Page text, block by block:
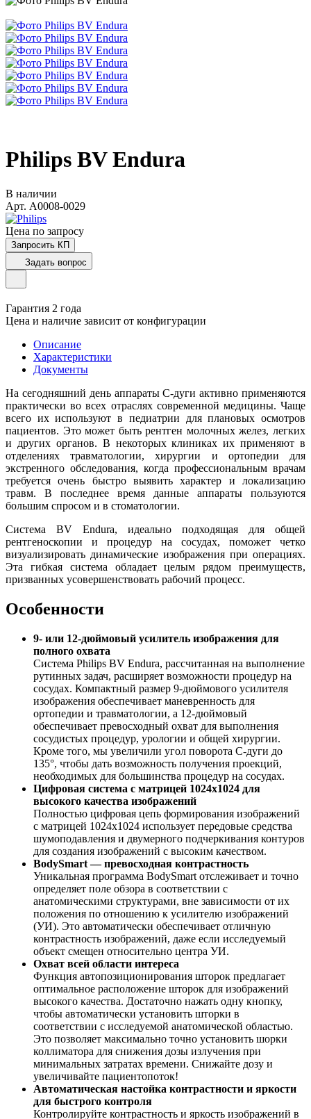
Philips BV Endura
В наличии
Арт. A0008-0029
Цена по запросу
Запросить КП
Задать вопрос
Гарантия 2 года
Цена и наличие зависит от конфигурации
Описание
Характеристики
Документы
На сегодняшний день аппараты С-дуги активно применяются
практически во всех отраслях современной медицины. Чаще
всего их используют в педиатрии для плановых осмотров
пациентов. Это может быть рентген молочных желез, легких
и других органов. В некоторых клиниках их применяют в
отделениях травматологии, хирургии и ортопедии для
экстренного обследования, когда профессиональным врачам
требуется очень быстро выявить характер и локализацию
травм. В последнее время данные аппараты пользуются
большим спросом и в стоматологии.
Система BV Endura, идеально подходящая для общей
рентгеноскопии и процедур на сосудах, поможет четко
визуализировать динамические изображения при операциях.
Эта гибкая система обладает целым рядом преимуществ,
призванных усовершенствовать рабочий процесс.
Особенности
9- или 12-дюймовый усилитель изображения для
полного охвата
Система Philips BV Endura, рассчитанная на выполнение
рутинных задач, расширяет возможности процедур на
сосудах. Компактный размер 9-дюймового усилителя
изображения обеспечивает маневренность для
ортопедии и травматологии, а 12-дюймовый
обеспечивает превосходный охват для выполнения
сосудистых процедур, урологии и общей хирургии.
Кроме того, мы увеличили угол поворота C-дуги до
135°, чтобы дать возможность получения проекций,
необходимых для большинства процедур на сосудах.
Цифровая система с матрицей 1024х1024 для
высокого качества изображений
Полностью цифровая цепь формирования изображений
с матрицей 1024х1024 использует передовые средства
шумоподавления и двумерного подчеркивания контуров
для создания изображений с высоким качеством.
BodySmart — превосходная контрастность
Уникальная программа BodySmart отслеживает и точно
определяет поле обзора в соответствии с
анатомическими структурами, вне зависимости от их
положения по отношению к усилителю изображений
(УИ). Это автоматически обеспечивает отличную
контрастность изображений, даже если исследуемый
объект смещен относительно центра УИ.
Охват всей области интереса
Функция автопозиционирования шторок предлагает
оптимальное расположение шторок для изображений
высокого качества. Достаточно нажать одну кнопку,
чтобы автоматически установить шторки в
соответствии с исследуемой анатомической областью.
Это позволяет максимально точно установить шорки
коллиматора для снижения дозы излучения при
минимальных затратах времени. Снижайте дозу и
увеличивайте пациентопоток!
Автоматическая настойка контрастности и яркости
для быстрого контроля
Контролируйте контрастность и яркость изображений в